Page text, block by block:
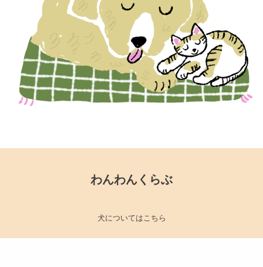
わんわんくらぶ
犬についてはこちら